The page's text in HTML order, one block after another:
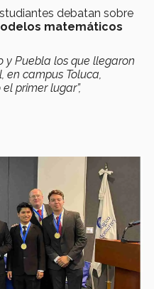
debatan sobre
matemáticos
y Puebla los que llegaron
en campus Toluca,
el primer lugar”,